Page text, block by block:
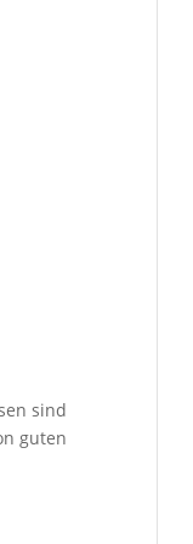
sind
guten